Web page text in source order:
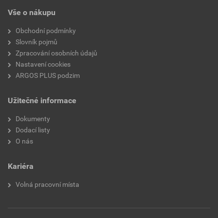
Vše o nákupu
Obchodní podmínky
Slovník pojmů
Zpracování osobních údajů
Nastavení cookies
ARGOS PLUS podzim
Užitečné informace
Dokumenty
Dodací listy
O nás
Kariéra
Volná pracovní místa